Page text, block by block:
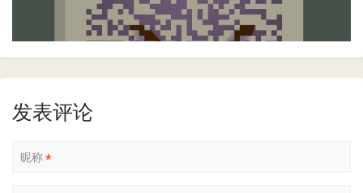
发表评论
昵称*